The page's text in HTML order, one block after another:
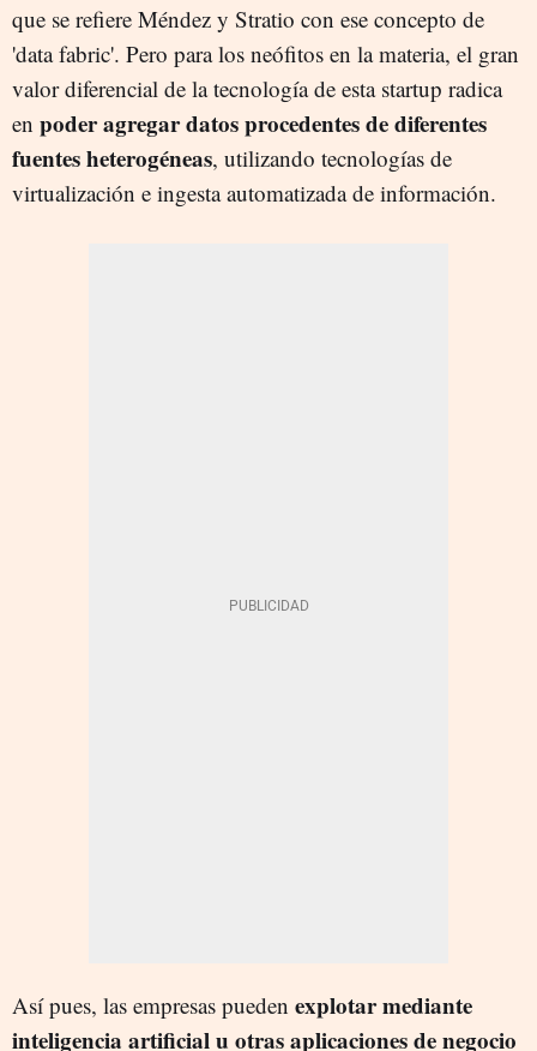
que se refiere Méndez y Stratio con ese concepto de
'data fabric'. Pero para los neófitos en la materia, el gran
valor diferencial de la tecnología de esta startup radica
en poder agregar datos procedentes de diferentes
fuentes heterogéneas, utilizando tecnologías de
virtualización e ingesta automatizada de información.
Así pues, las empresas pueden explotar mediante
inteligencia artificial u otras aplicaciones de negocio